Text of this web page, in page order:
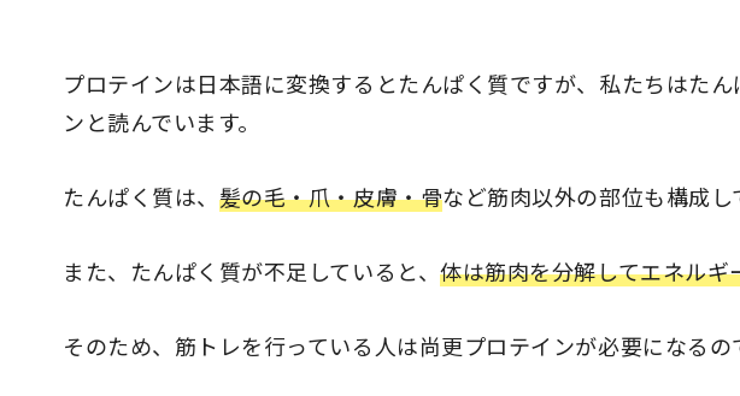
プロテインは日本語に変換するとたんぱく質ですが、私たちはた
ンと読んでいます。
たんぱく質は、 髪の毛・爪・皮膚・骨など筋肉以外の部位も構成し
また、たんぱく質が不足していると、体は筋肉を分解してエネル
そのため、筋トレを行っている人は尚更プロテインが必要になるの